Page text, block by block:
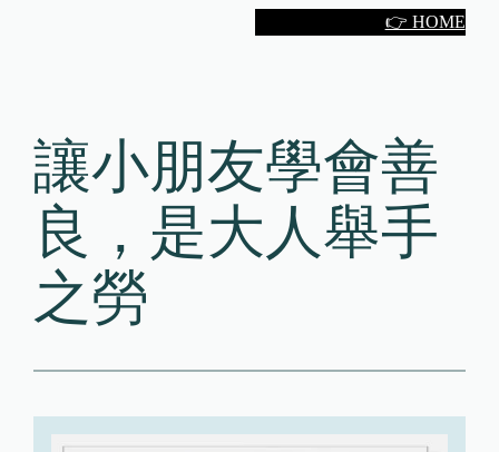
👉 HOME
讓小朋友學會善
良，是大人舉手
之勞